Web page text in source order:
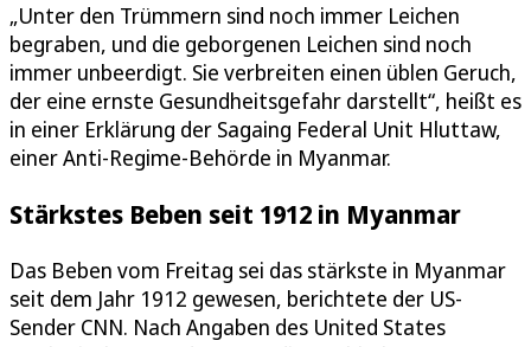
„Unter den Trümmern sind noch immer Leichen
begraben, und die geborgenen Leichen sind noch
immer unbeerdigt. Sie verbreiten einen üblen Geruch,
der eine ernste Gesundheitsgefahr darstellt“, heißt es
in einer Erklärung der Sagaing Federal Unit Hluttaw,
einer Anti-Regime-Behörde in Myanmar.
Stärkstes Beben seit 1912 in Myanmar
Das Beben vom Freitag sei das stärkste in Myanmar
seit dem Jahr 1912 gewesen, berichtete der US-
Sender CNN. Nach Angaben des United States